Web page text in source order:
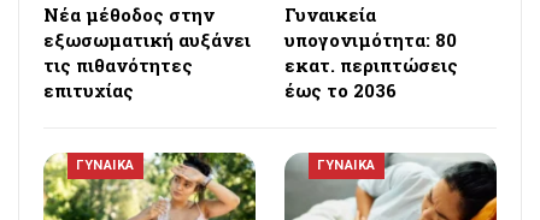
Νέα μέθοδος στην
εξωσωματική αυξάνει
τις πιθανότητες
επιτυχίας
Γυναικεία
υπογονιμότητα: 80
εκατ. περιπτώσεις
έως το 2036
ΓΥΝΑΙΚΑ ΓΥΝΑΙΚΑ